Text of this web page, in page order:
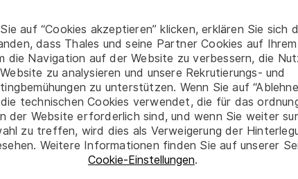
auf “Cookies akzeptieren” klicken, erklären Sie sich
dass Thales und seine Partner Cookies auf
die Navigation auf der Website zu verbessern, die
Website zu analysieren und unsere Rekrutierungs- und
zu unterstützen. Wenn Sie auf
technischen Cookies verwendet, die für das
der Website erforderlich sind, und wenn Sie weiter
zu treffen, wird dies als Verweigerung der
Weitere Informationen finden Sie auf unserer
Cookie-Einstellungen.
swoje innowacyjne pomysły - nagrody finansowe;
ubezpieczenia na życie,
gabinet lekarski na terenie zakładu,
poza Tczewem zgodnie z polityką firmy,
cenami, możliwość skorzystania z
letnie, zimowe, karta Multisport, możliwość
With Thales employing 80,000 employees in
of employees each year to develop their
of expertise or by branching out into new